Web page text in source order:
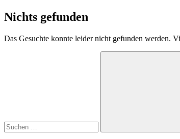
Nichts gefunden
Das Gesuchte konnte leider nicht gefunden werden.